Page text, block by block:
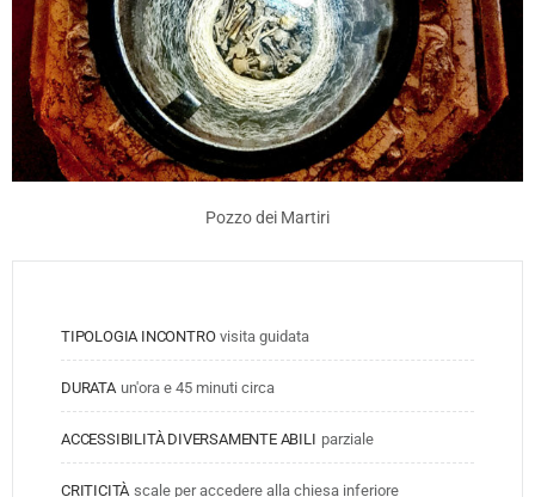
Pozzo dei Martiri
TIPOLOGIA INCONTRO visita guidata
DURATA un'ora e 45 minuti circa
ACCESSIBILITÀ DIVERSAMENTE ABILI parziale
CRITICITÀ scale per accedere alla chiesa inferiore